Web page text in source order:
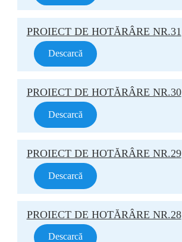
PROIECT DE HOTĂRÂRE NR.31
Descarcă
PROIECT DE HOTĂRÂRE NR.30
Descarcă
PROIECT DE HOTĂRÂRE NR.29
Descarcă
PROIECT DE HOTĂRÂRE NR.28
Descarcă